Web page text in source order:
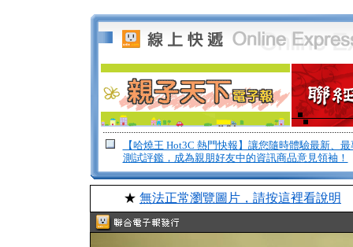
【哈燒王 Hot3C 熱門快報】讓您隨時體驗最新、
測試評鑑，成為親朋好友中的資訊商品意見領袖！
★ 無法正常瀏覽圖片，請按這裡看說明